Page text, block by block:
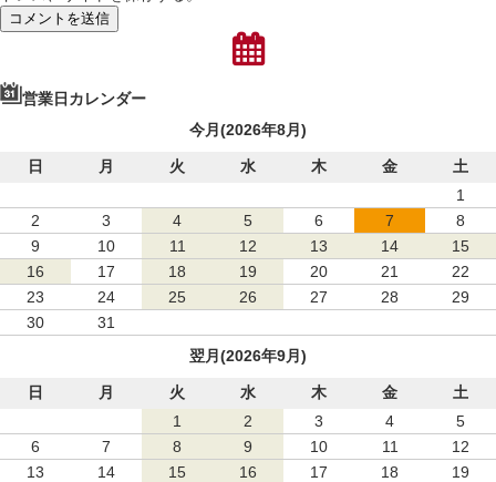
営業日カレンダー
今月(2026年8月)
日 月 火 水 木 金
土
1
2
3 4 5 6 7
8
9
10 11 12 13 14
15
16
17 18 19 20 21
22
23
24 25 26 27 28
29
30
31
翌月(2026年9月)
日 月 火 水 木 金
土
1
2 3 4
5
6
7 8 9 10 11
12
13
14 15 16 17 18
19